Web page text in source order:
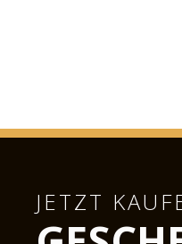
JETZT